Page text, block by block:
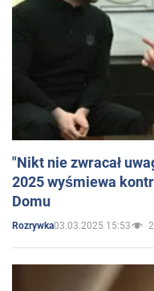
"Nikt nie zwracał
2025 wyśmiewa
Domu
Rozrywka03.03.2025 15:53